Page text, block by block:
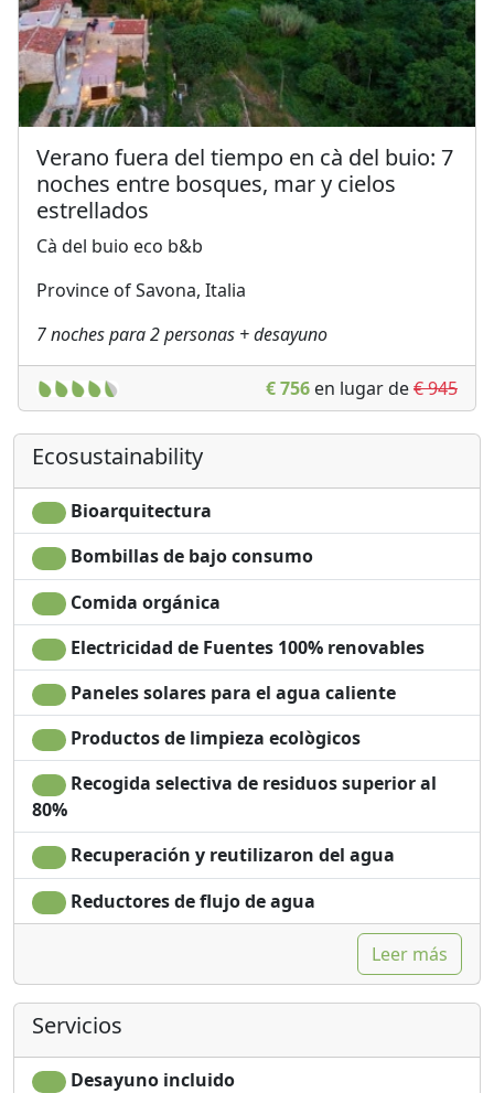
Verano fuera del tiempo en cà del buio: 7
noches entre bosques, mar y cielos
estrellados
Cà del buio eco b&b
Province of Savona, Italia
7 noches para 2 personas + desayuno
€ 756 en lugar de€ 945
Ecosustainability
Bioarquitectura
Bombillas de bajo consumo
Comida orgánica
Electricidad de Fuentes 100% renovables
Paneles solares para el agua caliente
Productos de limpieza ecològicos
Recogida selectiva de residuos superior al
80%
Recuperación y reutilizaron del agua
Reductores de flujo de agua
Leer más
Servicios
Desayuno incluido